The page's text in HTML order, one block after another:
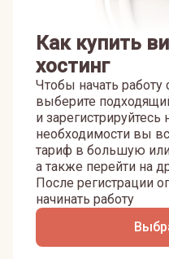
Как купить
хостинг
Чтобы начать
выберите
и
необходимости вы
тариф в большую
а также перейти на
После регистрации
начинать работу